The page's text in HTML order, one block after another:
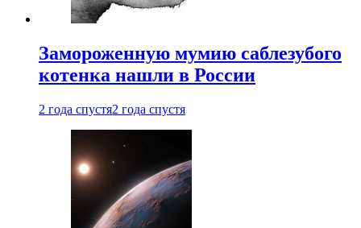
Замороженную мумию саблезубого
котенка нашли в России
2 года спустя2 года спустя